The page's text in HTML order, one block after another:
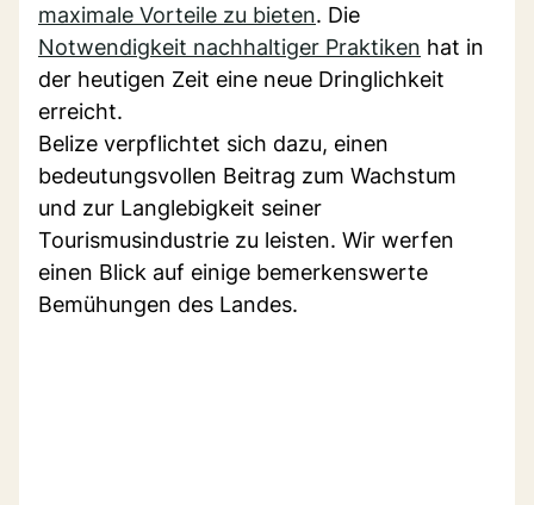
maximale Vorteile zu bieten. Die
Notwendigkeit nachhaltiger Praktiken hat in
der heutigen Zeit eine neue Dringlichkeit
erreicht.
Belize verpflichtet sich dazu, einen
bedeutungsvollen Beitrag zum Wachstum
und zur Langlebigkeit seiner
Tourismusindustrie zu leisten. Wir werfen
einen Blick auf einige bemerkenswerte
Bemühungen des Landes.